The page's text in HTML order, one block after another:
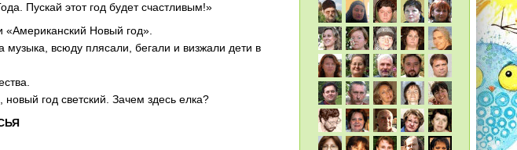
Пускай этот год будет счастливым!»
Новый год».
музыка, всюду плясали, бегали и визжали дети в
год светский. Зачем здесь елка?